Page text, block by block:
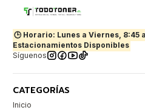
🕒 Horario: Lunes a Viernes, 8:45 a
Estacionamientos Disponibles
Síguenos
CATEGORÍAS
Inicio